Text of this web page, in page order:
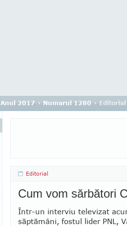
Anul 2017 › Numarul 1280 › Editorial
Editorial
Cum vom sărbători
Într-un interviu televizat
săptămâni, fostul lider PNL,